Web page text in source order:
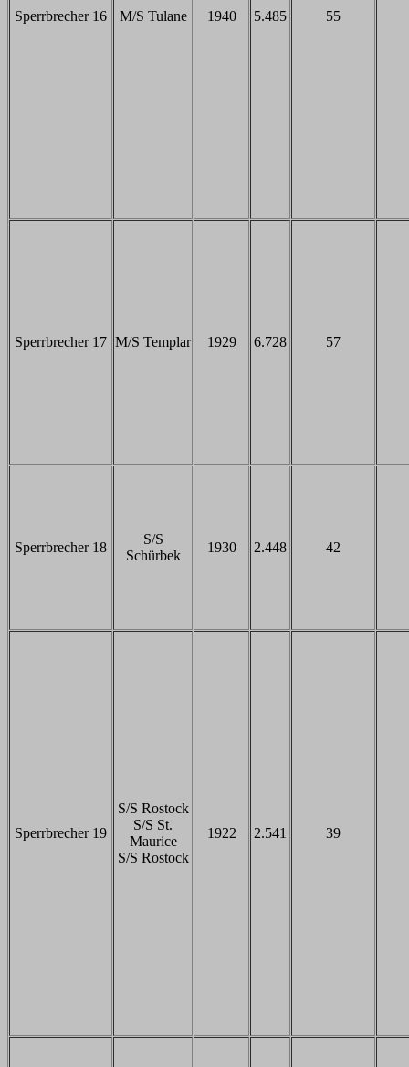
Sperrbrecher 16 M/S Tulane 1940 5.485 55
Sperrbrecher 17 M/S Templar 1929 6.728 57
Sperrbrecher 18
S/S
Schürbek
1930 2.448 42
Sperrbrecher 19
S/S Rostock
S/S St.
Maurice
S/S Rostock
1922 2.541 39